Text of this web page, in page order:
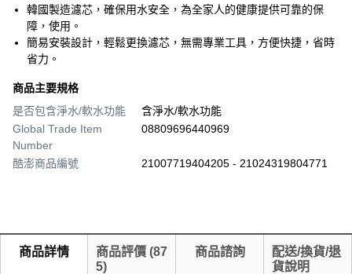
韓國製造濾芯，確保用水安全，為全家人的健康提供可靠的保
障，使用。
簡易安裝設計，輕鬆更換濾芯，無需專業工具，方便快捷，省時
省力。
商品主要規格
是否包含淨水/軟水功能
含淨水/軟水功能
Global Trade Item
Number
08809696440969
酷澎商品編號 21007719404205 - 21024319804771
商品詳情 商品評價 (87
5)
商品諮詢
配送/換貨/退
貨說明